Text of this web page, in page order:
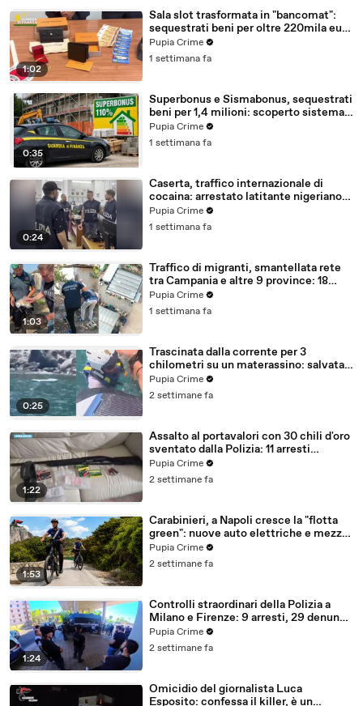
1:02
Sala slot trasformata in "bancomat":
sequestrati beni per oltre 220mila euro
a due coniugi (29.07.26)
Pupia Crime
1 settimana fa
0:35
Superbonus e Sismabonus, sequestrati
beni per 1,4 milioni: scoperto sistema
con false abitazioni (29.07.26)
Pupia Crime
1 settimana fa
0:24
Caserta, traffico internazionale di
cocaina: arrestato latitante nigeriano
ricercato dal 2019 (28.07.26)
Pupia Crime
1 settimana fa
1:03
Traffico di migranti, smantellata rete
tra Campania e altre 9 province: 18
arresti (27.07.26)
Pupia Crime
1 settimana fa
0:25
Trascinata dalla corrente per 3
chilometri su un materassino: salvata
dalla Polizia (25.07.26)
Pupia Crime
2 settimane fa
1:22
Assalto al portavalori con 30 chili d'oro
sventato dalla Polizia: 11 arresti
(25.07.26)
Pupia Crime
2 settimane fa
1:53
Carabinieri, a Napoli cresce la "flotta
green": nuove auto elettriche e mezzi
sostenibili anche sulle isole (25.07.26)
Pupia Crime
2 settimane fa
1:24
Controlli straordinari della Polizia a
Milano e Firenze: 9 arresti, 29 denunce
e oltre 7mila persone identificate
(25.07.26)
Pupia Crime
2 settimane fa
Omicidio del giornalista Luca
Esposito: confessa il killer, è un